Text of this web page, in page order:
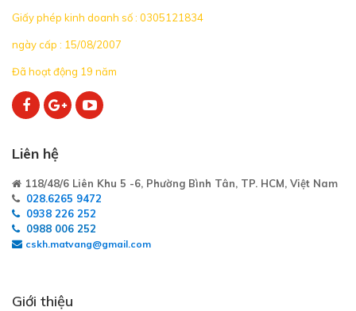
Giấy phép kinh doanh số : 0305121834
ngày cấp : 15/08/2007
Đã hoạt động 19 năm
Liên hệ
118/48/6 Liên Khu 5 -6, Phường Bình Tân, TP. HCM, Việt Nam
028.6265 9472
0938 226 252
0988 006 252
cskh.matvang@gmail.com
Giới thiệu